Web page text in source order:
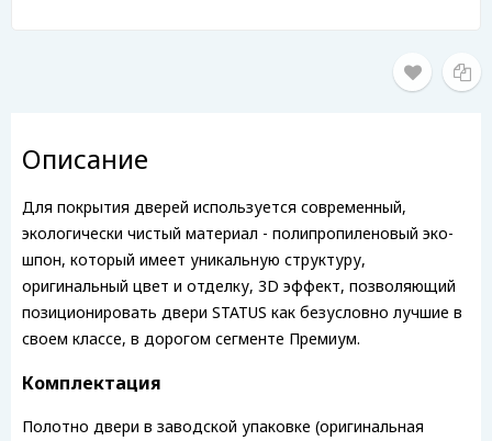
Описание
Для покрытия дверей используется современный,
экологически чистый материал - полипропиленовый эко-
шпон, который имеет уникальную структуру,
оригинальный цвет и отделку, 3D эффект, позволяющий
позиционировать двери STATUS как безусловно лучшие в
своем классе, в дорогом сегменте Премиум.
Комплектация
Полотно двери в заводской упаковке (оригинальная